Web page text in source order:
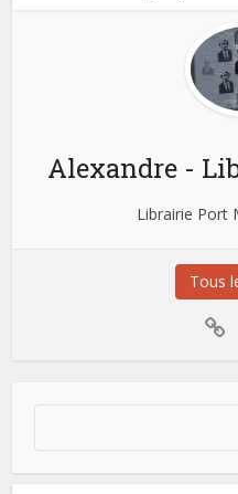
Alexandre -
Librairie Port
Tous